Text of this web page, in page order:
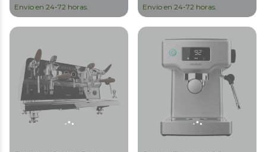
control de temperatura
PID, y bomba de 15 bares
para cafés equilibrados y
Envío en 24-72 horas.
caldera doble, y 4
vaporizadores para un
café y espuma irresistibles
en cada taza.
Envío en 24-72 horas.